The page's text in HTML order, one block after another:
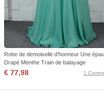
Robe de demoiselle d'honneur Une
Drapé Menthe Train de balayage
€ 77,98 1